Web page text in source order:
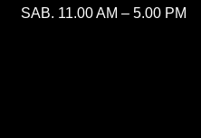
SAB. 11.00 AM – 5.00 PM